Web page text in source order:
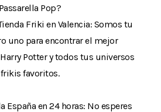
Passarella Pop?
Friki en Valencia: Somos tu
uno para encontrar el mejor
Potter y todos tus universos
frikis favoritos.
España en 24 horas: No esperes